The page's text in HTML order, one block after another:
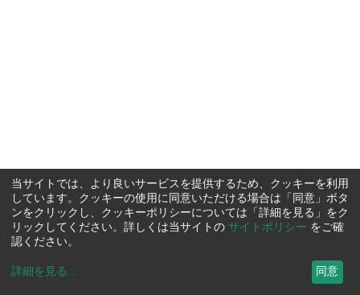
当サイトでは、より良いサービスを提供するため、クッキーを利用
しています。クッキーの使用に同意いただける場合は「同意」ボタ
ンをクリックし、クッキーポリシーについては「詳細を見る」をク
リックしてください。詳しくは当サイトの サイトポリシー をご確
認ください。
詳細を見る ... 同意